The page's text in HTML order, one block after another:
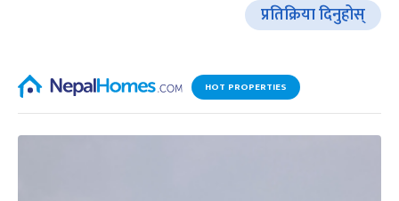
प्रतिक्रिया दिनुहोस्
HOT PROPERTIES